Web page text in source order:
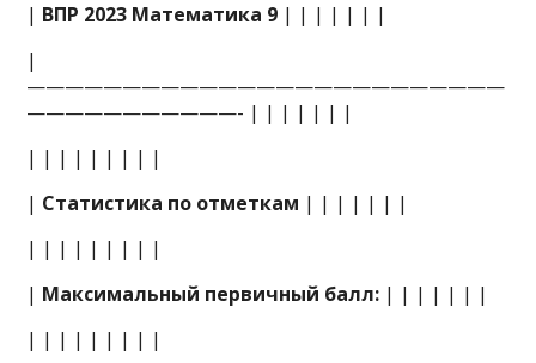
| ВПР 2023 Математика 9 | | | | | | |
|
—————————————————————————
———————————- | | | | | | |
| | | | | | | | |
| Статистика по отметкам | | | | | | |
| | | | | | | | |
| Максимальный первичный балл: | | | | | | |
| | | | | | | | |